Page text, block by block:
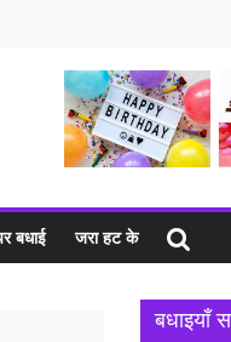
बधाई जरा हट के
बधाइयाँ